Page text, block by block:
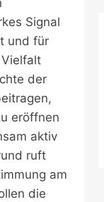
Signal
und für
der
eröffnen
aktiv
ruft
am
die